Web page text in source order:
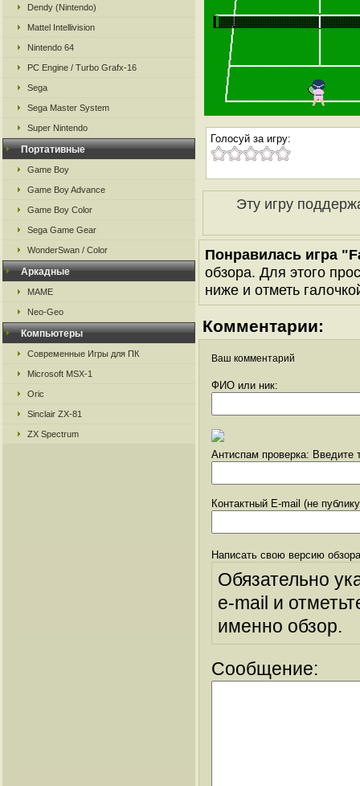
Dendy (Nintendo)
Mattel Intellivision
Nintendo 64
PC Engine / Turbo Grafx-16
Sega
Sega Master System
Super Nintendo
Портативные
Game Boy
Game Boy Advance
Game Boy Color
Sega Game Gear
WonderSwan / Color
Аркадные
MAME
Neo-Geo
Компьютеры
Современные Игры для ПК
Microsoft MSX-1
Oric
Sinclair ZX-81
ZX Spectrum
Голосуй за игру:
Эту игру
Понравилась игра
обзора. Для этого
ниже и отметь
Комментарии:
Ваш комментарий
ФИО или ник:
Антиспам проверка: Введите
Контактный E-mail (не
Написать свою версию
Обязательно
e-mail и
именно обзор.
Сообщение: